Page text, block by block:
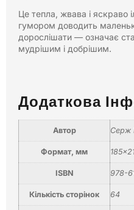
Це тепла, жвава і яскраво
гумором доводить
дорослішати — означає
мудрішим і добрішим.
Додаткова
Автор Серж
Формат, мм
ISBN 978-
Кількість сторінок 64